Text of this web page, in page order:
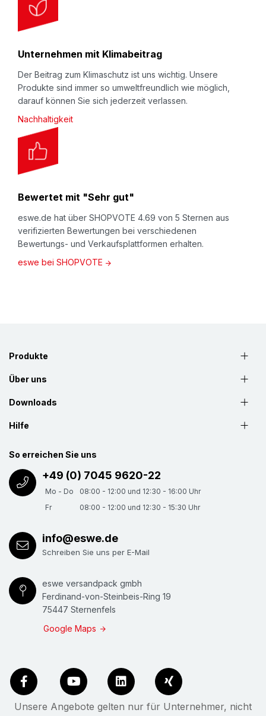
Unternehmen mit Klimabeitrag
Der Beitrag zum Klimaschutz ist uns wichtig. Unsere
Produkte sind immer so umweltfreundlich wie möglich,
darauf können Sie sich jederzeit verlassen.
Nachhaltigkeit
Bewertet mit "Sehr gut"
eswe.de hat über SHOPVOTE 4.69 von 5 Sternen aus
verifizierten Bewertungen bei verschiedenen
Bewertungs- und Verkaufsplattformen erhalten.
eswe bei SHOPVOTE
Produkte
Über uns
Downloads
Hilfe
So erreichen Sie uns
+49 (0) 7045 9620-22
Mo - Do
08:00 - 12:00 und 12:30 - 16:00 Uhr
Fr
08:00 - 12:00 und 12:30 - 15:30 Uhr
info@eswe.de
Schreiben Sie uns per E-Mail
eswe versandpack gmbh
Ferdinand-von-Steinbeis-Ring 19
75447 Sternenfels
Google Maps
Unsere Angebote gelten nur für Unternehmer, nicht